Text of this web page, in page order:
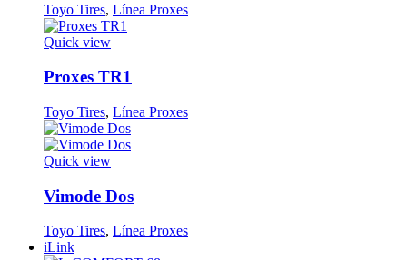
Toyo Tires, Línea Proxes
Quick view
Proxes TR1
Toyo Tires, Línea Proxes
Quick view
Vimode Dos
Toyo Tires, Línea Proxes
iLink